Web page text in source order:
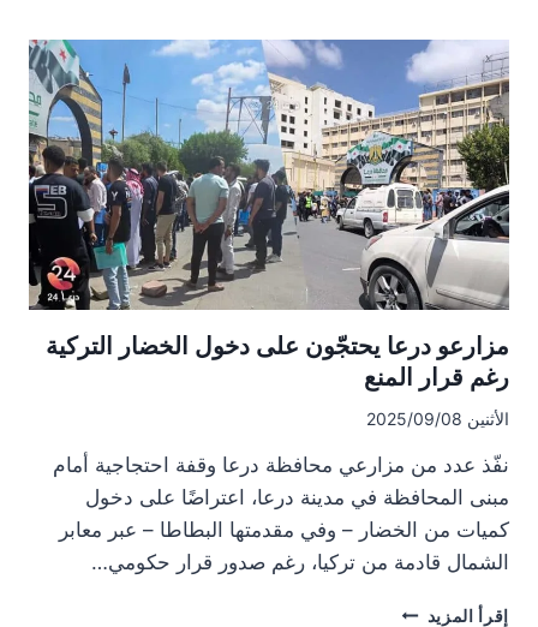
محافظة
درعا
لوقف
حفر
الآبار..
هل
يحقق
النتائج
المرجوة؟
مزارعو درعا يحتجّون على دخول الخضار التركية
رغم قرار المنع
الأثنين 2025/09/08
نفّذ عدد من مزارعي محافظة درعا وقفة احتجاجية أمام
مبنى المحافظة في مدينة درعا، اعتراضًا على دخول
كميات من الخضار – وفي مقدمتها البطاطا – عبر معابر
الشمال قادمة من تركيا، رغم صدور قرار حكومي…
إقرأ المزيد مزارعو